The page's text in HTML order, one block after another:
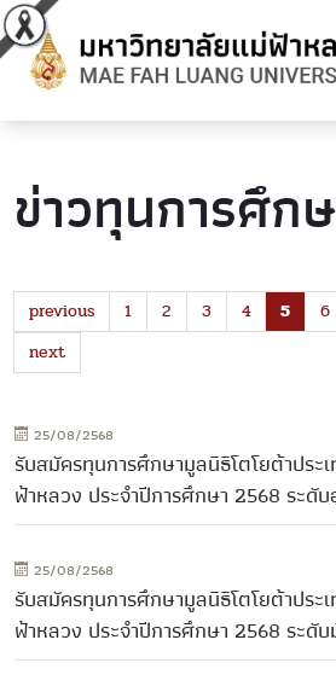
ข่าวทุนการศึก
previous 1 2 3 4 5 6
next
25/08/2568
รับสมัครทุนการศึกษามูลนิธิโตโยต้าประ
ฟ้าหลวง ประจำปีการศึกษา 2568 ระดั
25/08/2568
รับสมัครทุนการศึกษามูลนิธิโตโยต้าประ
ฟ้าหลวง ประจำปีการศึกษา 2568 ระดั